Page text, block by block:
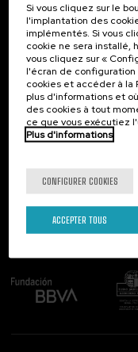
Contact
Palacio Miramar
Paseo de Miraconcha, 48
20007 Donostia / San
Gipuzkoa, Spain
Contactez-nous!
Suivez-nous
Si vous cliquez sur le
l'implantation des
implémentés. Si vous
cookie ne sera installé,
vous cliquez sur «
l'écran de configuration
cookies et accéder à la
plus d'informations et
des cookies à tout
ce que vous exécutiez
Plus d'informations
CONFIGURER COOKIES
ACCEPTER TOUS